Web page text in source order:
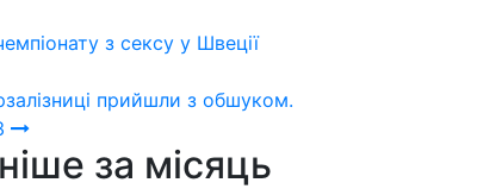
з сексу у Швеції
прийшли з обшуком.
за місяць